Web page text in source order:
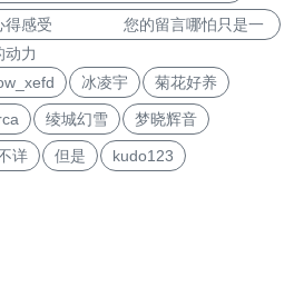
心得感受 您的留言哪怕只是一
动力
冰凌宇 菊花好养
绫城幻雪 梦晓辉音
详 但是 kudo123